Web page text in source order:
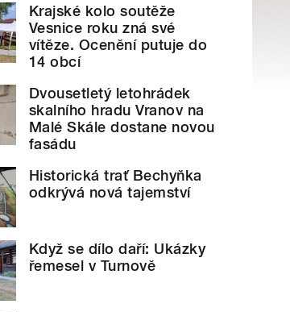
Krajské kolo soutěže
Vesnice roku zná své
vítěze. Ocenění putuje do
14 obcí
Dvousetletý letohrádek
skalního hradu Vranov na
Malé Skále dostane novou
fasádu
Historická trať Bechyňka
odkrývá nová tajemství
Když se dílo daří: Ukázky
řemesel v Turnově